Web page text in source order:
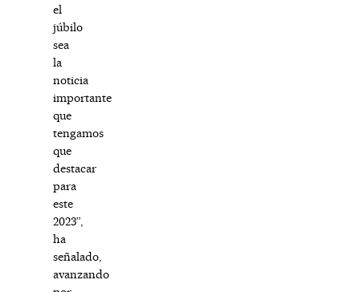
el
júbilo
sea
la
noticia
importante
que
tengamos
que
destacar
para
este
2023”,
ha
señalado,
avanzando